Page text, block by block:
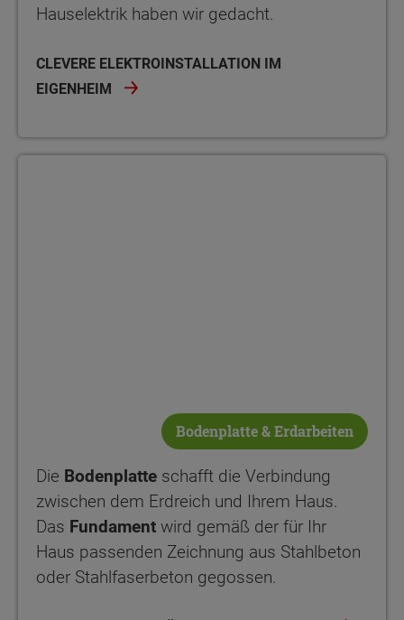
Hauselektrik haben wir gedacht.
CLEVERE ELEKTROINSTALLATION IM
EIGENHEIM
Bodenplatte & Erdarbeiten
Die Bodenplatte schafft die Verbindung
zwischen dem Erdreich und Ihrem Haus.
Das Fundament wird gemäß der für Ihr
Haus passenden Zeichnung aus Stahlbeton
oder Stahlfaserbeton gegossen.